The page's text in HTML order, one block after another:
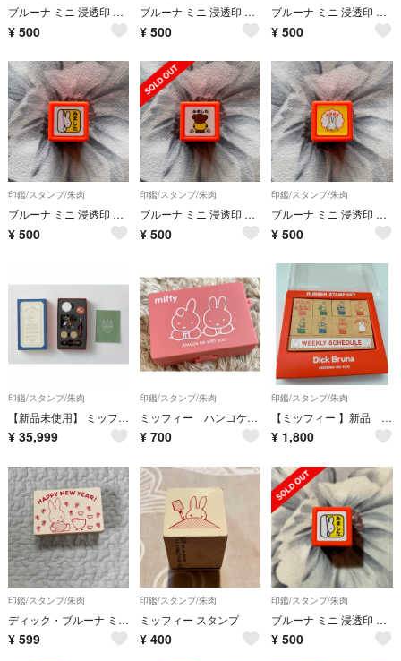
ブルーナ ミニ 浸透印 ミッフィー すばらしい スタンプ
¥ 500
ブルーナ ミニ 浸透印 ミッフィ OK スタンプ
¥ 500
ブルーナ ミニ 浸透印 ミッフィー よろしくおねがいします スタンプ
¥ 500
印鑑/スタンプ/朱肉
ブルーナ ミニ 浸透印 ミッフィー みました スタンプ
¥ 500
印鑑/スタンプ/朱肉
ブルーナ ミニ 浸透印 ミッフィー みました スタンプ ボリス
¥ 500
印鑑/スタンプ/朱肉
ブルーナ ミニ 浸透印 ミッフィ はなまる スタンプ
¥ 500
印鑑/スタンプ/朱肉
【新品未使用】 ミッフィー フェルメール展 シーリングワックス
¥ 35,999
印鑑/スタンプ/朱肉
ミッフィー ハンコケース、朱肉 ゼクシィ付録
¥ 700
印鑑/スタンプ/朱肉
【ミッフィー 】新品 ウィークリー スタンプセット
¥ 1,800
印鑑/スタンプ/朱肉
ディック・ブルーナ ミッフィー 年賀スタンプ HAPPY NEW YEAR とり
¥ 599
印鑑/スタンプ/朱肉
ミッフィー スタンプ
¥ 400
印鑑/スタンプ/朱肉
ブルーナ ミニ 浸透印 ミッフィ みました スタンプ
¥ 500